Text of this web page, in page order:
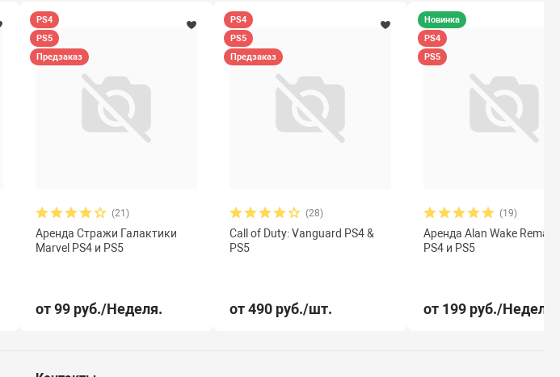
PS4
PS5
Предзаказ
(21)
Аренда Стражи Галактики
Marvel PS4 и PS5
от 99 руб./Неделя.
PS4
PS5
Предзаказ
(28)
Call of Duty: Vanguard PS4 &
PS5
от 490 руб./шт.
Новинка
PS4
PS5
(19)
Аренда Alan Wake
PS4 и PS5
от 199 руб./Неделя.